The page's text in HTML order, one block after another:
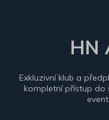
HN
Exkluzivní klub a
kompletní přístup do